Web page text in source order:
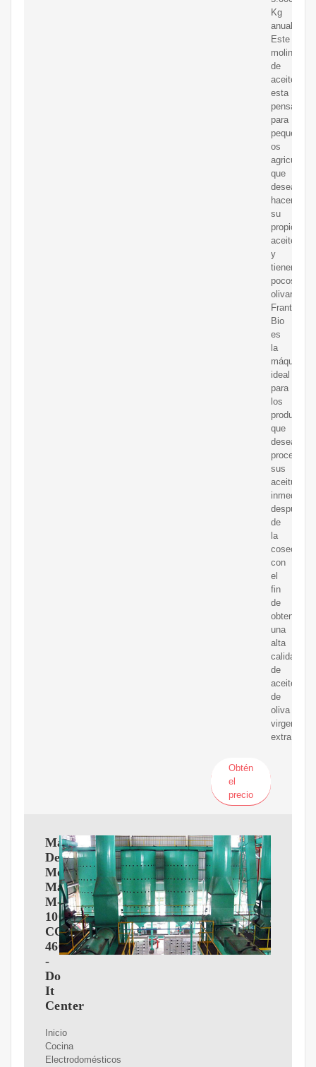
Kg
anuales.
Este
molino
de
aceite
esta
pensado
para
peque?
os
que
desean
hacer
su
propio
aceite
y
tienen
pocos
olivares.
Frantoio
Bio
es
la
máquina
ideal
para
los
que
desean
procesar
sus
aceitunas
después
de
la
cosecha
con
el
fin
de
obtener
una
alta
calidad
de
aceite
de
oliva
virgen
extra.
Obtén
el
precio
Máquina
De
Moler
Maíz
M-
100
CORONA
4661035
-
Do
It
Center
Inicio
Cocina
Electrodomésticos